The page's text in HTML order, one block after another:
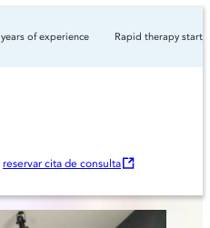
years of experience Rapid therapy start
reservar cita de consulta
O
e